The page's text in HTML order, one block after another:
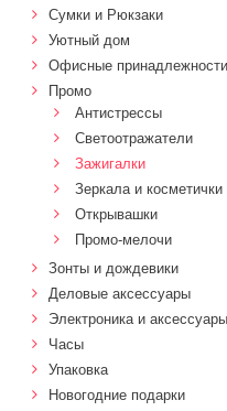
Сумки и Рюкзаки
Уютный дом
Офисные принадлежности
Промо
Антистрессы
Светоотражатели
Зажигалки
Зеркала и косметички
Открывашки
Промо-мелочи
Зонты и дождевики
Деловые аксессуары
Электроника и аксессуары
Часы
Упаковка
Новогодние подарки